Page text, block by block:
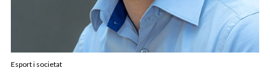
Esport i societat